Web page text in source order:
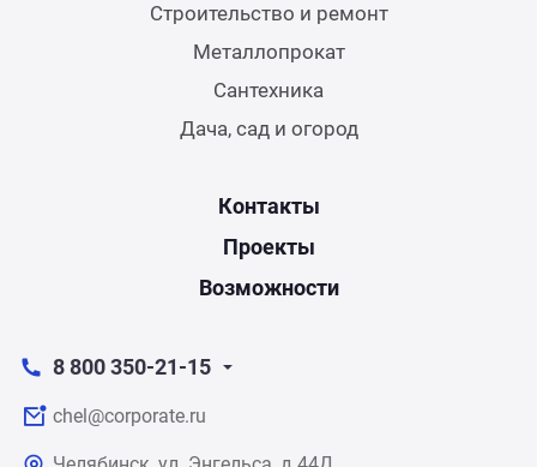
Строительство и ремонт
Металлопрокат
Сантехника
Дача, сад и огород
Контакты
Проекты
Возможности
8 800 350-21-15
chel@corporate.ru